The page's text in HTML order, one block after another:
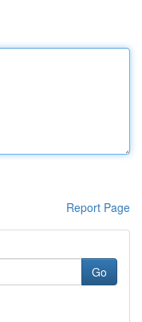
Report Page
Go